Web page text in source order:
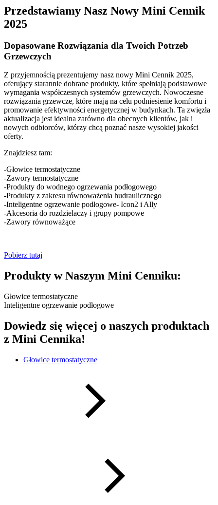
Przedstawiamy Nasz Nowy Mini Cennik
2025
Dopasowane Rozwiązania dla Twoich Potrzeb
Grzewczych
Z przyjemnością prezentujemy nasz nowy Mini Cennik 2025,
oferujący starannie dobrane produkty, które spełniają podstawowe
wymagania współczesnych systemów grzewczych. Nowoczesne
rozwiązania grzewcze, które mają na celu podniesienie komfortu i
promowanie efektywności energetycznej w budynkach. Ta zwięzła
aktualizacja jest idealna zarówno dla obecnych klientów, jak i
nowych odbiorców, którzy chcą poznać nasze wysokiej jakości
oferty.
Znajdziesz tam:
-Głowice termostatyczne
-Zawory termostatyczne
-Produkty do wodnego ogrzewania podłogowego
-Produkty z zakresu równoważenia hudraulicznego
-Inteligentne ogrzewanie podłogowe- Icon2 i Ally
-Akcesoria do rozdzielaczy i grupy pompowe
-Zawory równoważące
Pobierz tutaj
Produkty w Naszym Mini Cenniku:
Głowice termostatyczne
Inteligentne ogrzewanie podłogowe
Dowiedz się więcej o naszych produktach
z Mini Cennika!
Głowice termostatyczne